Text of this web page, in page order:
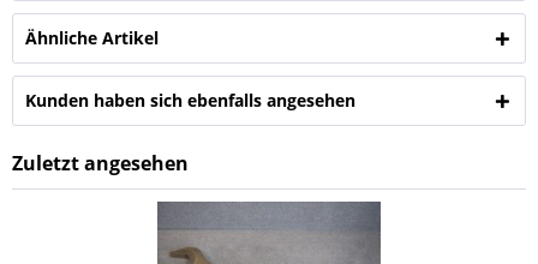
Ähnliche Artikel
Kunden haben sich ebenfalls angesehen
Zuletzt angesehen